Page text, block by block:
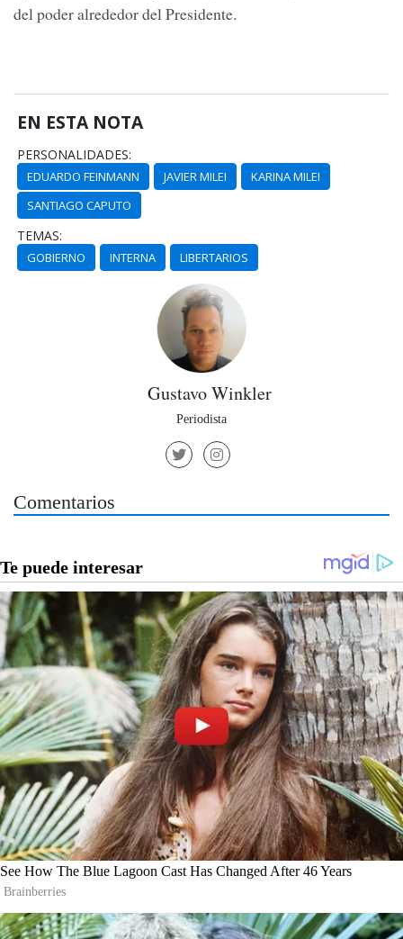
del poder alrededor del Presidente.
EN ESTA NOTA
PERSONALIDADES:
EDUARDO FEINMANN JAVIER MILEI
KARINA MILEI
SANTIAGO CAPUTO
TEMAS:
GOBIERNO INTERNA LIBERTARIOS
Gustavo Winkler
Periodista
Comentarios